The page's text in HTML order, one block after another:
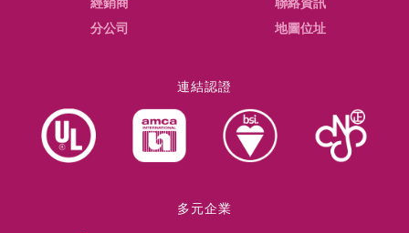
分公司
地圖位址
連結認證
多元企業